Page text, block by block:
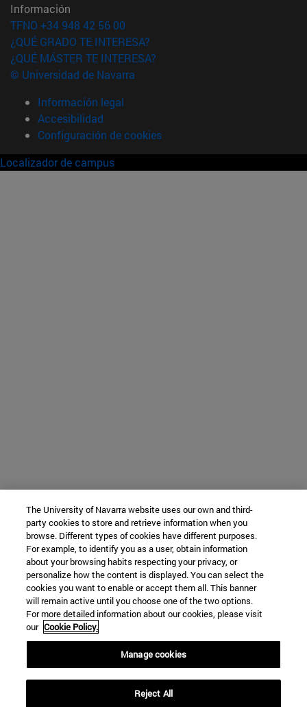
Información
TFNO +34 948 42 56 00
¿QUÉ GRADO TE INTERESA?
¿QUÉ MÁSTER TE INTERESA?
© Universidad de Navarra
Información legal
Accesibilidad
Configuración de cookies
Localizador de campus
The University of Navarra website uses our own and third-
party cookies to store and retrieve information when you
browse. Different types of cookies have different purposes.
For example, to identify you as a user, obtain information
about your browsing habits respecting your privacy, or
personalize how the content is displayed. You can select the
cookies you want to enable or accept them all. This banner
will remain active until you choose one of the two options.
For more detailed information about our cookies, please visit
our Cookie Policy.
Manage cookies
Reject All